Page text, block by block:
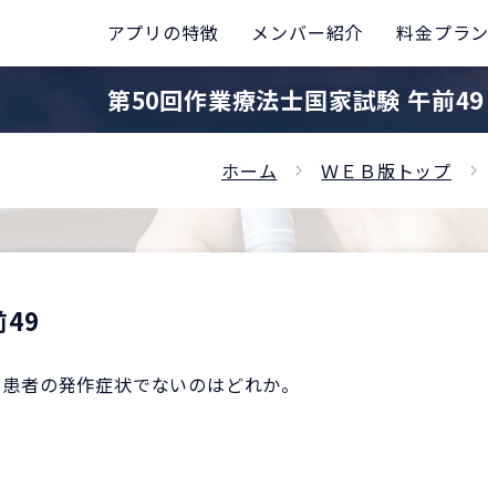
アプリの特徴 メンバー紹介 料金プラン
第50回作業療法士国家試験 午前49
ホーム ＷＥＢ版トップ
49
者の発作症状でないのはどれか。